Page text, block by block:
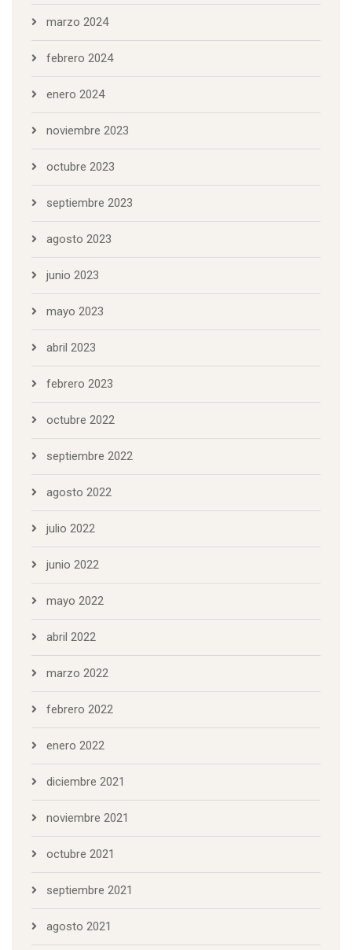
marzo 2024
febrero 2024
enero 2024
noviembre 2023
octubre 2023
septiembre 2023
agosto 2023
junio 2023
mayo 2023
abril 2023
febrero 2023
octubre 2022
septiembre 2022
agosto 2022
julio 2022
junio 2022
mayo 2022
abril 2022
marzo 2022
febrero 2022
enero 2022
diciembre 2021
noviembre 2021
octubre 2021
septiembre 2021
agosto 2021